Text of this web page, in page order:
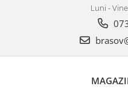
Luni -